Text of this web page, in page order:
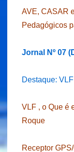
AVE, CASAR
Pedagógicos
Jornal Nº 07
Destaque:
VLF , o Que é
Roque
Receptor